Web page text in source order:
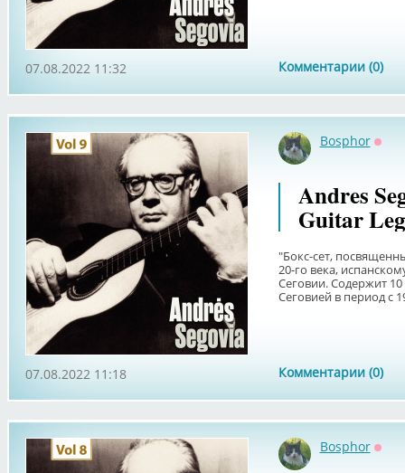
Комментарии (0)
07.08.2022 11:32
Bosphor
Andres
Guitar
"Бокс-сет,
20-го века,
Сеговии. Содержит
Сеговией в период с
Комментарии (0)
07.08.2022 11:18
Bosphor